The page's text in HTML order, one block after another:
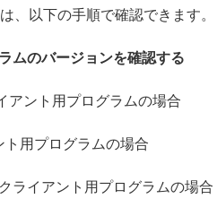
、以下の手順で確認できます。
ムのバージョンを確認する
アント用プログラムの場合
ト用プログラムの場合
ライアント用プログラムの場合